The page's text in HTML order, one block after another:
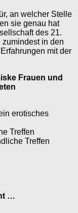
an welcher Stelle
sie genau hat
des 21.
in den
mit der
Frauen und
erotisches
Treffen
Treffen
…